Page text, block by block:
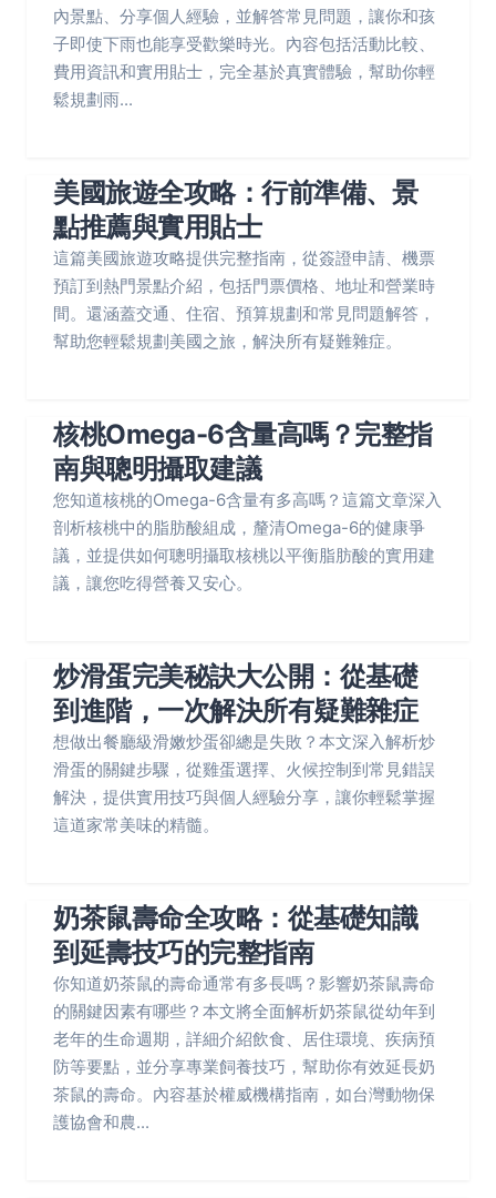
內景點、分享個人經驗，並解答常見問題，讓你和孩
子即使下雨也能享受歡樂時光。內容包括活動比較、
費用資訊和實用貼士，完全基於真實體驗，幫助你輕
鬆規劃雨...
美國旅遊全攻略：行前準備、景
點推薦與實用貼士
這篇美國旅遊攻略提供完整指南，從簽證申請、機票
預訂到熱門景點介紹，包括門票價格、地址和營業時
間。還涵蓋交通、住宿、預算規劃和常見問題解答，
幫助您輕鬆規劃美國之旅，解決所有疑難雜症。
核桃Omega-6含量高嗎？完整指
南與聰明攝取建議
您知道核桃的Omega-6含量有多高嗎？這篇文章深入
剖析核桃中的脂肪酸組成，釐清Omega-6的健康爭
議，並提供如何聰明攝取核桃以平衡脂肪酸的實用建
議，讓您吃得營養又安心。
炒滑蛋完美秘訣大公開：從基礎
到進階，一次解決所有疑難雜症
想做出餐廳級滑嫩炒蛋卻總是失敗？本文深入解析炒
滑蛋的關鍵步驟，從雞蛋選擇、火候控制到常見錯誤
解決，提供實用技巧與個人經驗分享，讓你輕鬆掌握
這道家常美味的精髓。
奶茶鼠壽命全攻略：從基礎知識
到延壽技巧的完整指南
你知道奶茶鼠的壽命通常有多長嗎？影響奶茶鼠壽命
的關鍵因素有哪些？本文將全面解析奶茶鼠從幼年到
老年的生命週期，詳細介紹飲食、居住環境、疾病預
防等要點，並分享專業飼養技巧，幫助你有效延長奶
茶鼠的壽命。內容基於權威機構指南，如台灣動物保
護協會和農...